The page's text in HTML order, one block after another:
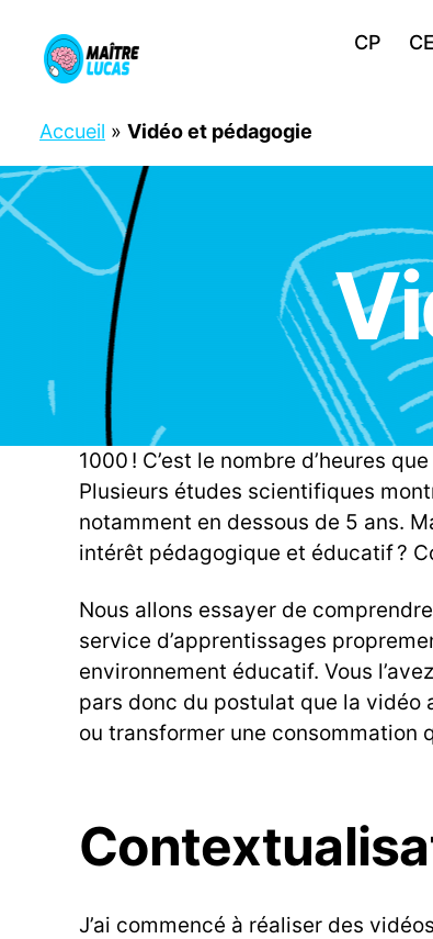
CP
Accueil » Vidéo et pédagogie
Catégories
R
O
F
E
S
S
E
S
1000 ! C’est le nombre d’heures
Plusieurs études scientifiques
notamment en dessous de 5 ans.
intérêt pédagogique et éducatif ?
Nous allons essayer de
service d’apprentissages
environnement éducatif. Vous
pars donc du postulat que la vidéo
ou transformer une consommation
J’ai commencé à réaliser des